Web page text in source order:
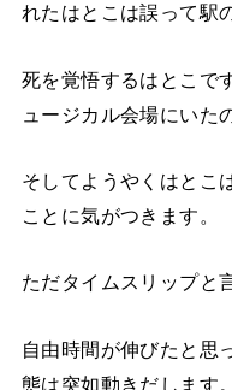
れたはとこは誤って駅
死を覚悟するはとこで
ュージカル会場にいた
そしてようやくはとこ
ことに気がつきます。
ただタイムスリップと
自由時間が伸びたと思
態は突如動きだします。